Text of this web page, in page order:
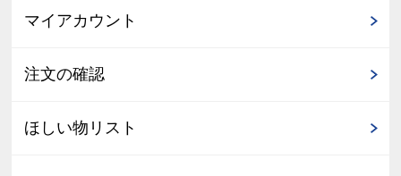
マイアカウント
注文の確認
ほしい物リスト